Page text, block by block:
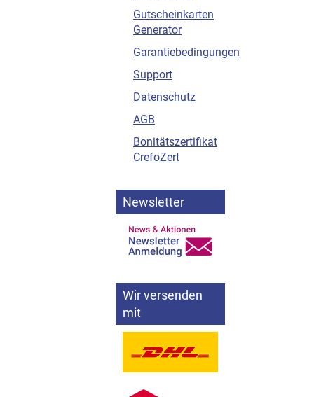
Gutscheinkarten
Generator
Garantiebedingungen
Support
Datenschutz
AGB
Bonitätszertifikat
CrefoZert
Newsletter
Wir versenden
mit